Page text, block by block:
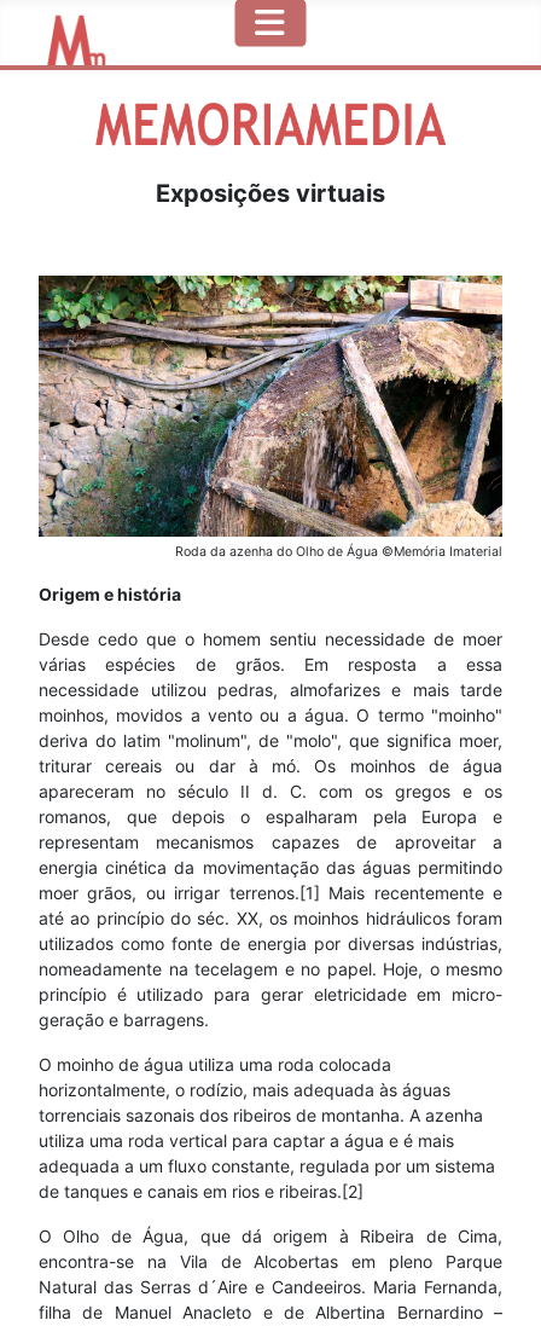
Exposições virtuais
Roda da azenha do Olho de Água ©Memória Imaterial
Origem e história
Desde cedo que o homem sentiu necessidade de moer
várias espécies de grãos. Em resposta a essa
necessidade utilizou pedras, almofarizes e mais tarde
moinhos, movidos a vento ou a água. O termo "moinho"
deriva do latim "molinum", de "molo", que significa moer,
triturar cereais ou dar à mó. Os moinhos de água
apareceram no século II d. C. com os gregos e os
romanos, que depois o espalharam pela Europa e
representam mecanismos capazes de aproveitar a
energia cinética da movimentação das águas permitindo
moer grãos, ou irrigar terrenos.[1] Mais recentemente e
até ao princípio do séc. XX, os moinhos hidráulicos foram
utilizados como fonte de energia por diversas indústrias,
nomeadamente na tecelagem e no papel. Hoje, o mesmo
princípio é utilizado para gerar eletricidade em micro-
geração e barragens.
O moinho de água utiliza uma roda colocada
horizontalmente, o rodízio, mais adequada às águas
torrenciais sazonais dos ribeiros de montanha. A azenha
utiliza uma roda vertical para captar a água e é mais
adequada a um fluxo constante, regulada por um sistema
de tanques e canais em rios e ribeiras.[2]
O Olho de Água, que dá origem à Ribeira de Cima,
encontra-se na Vila de Alcobertas em pleno Parque
Natural das Serras d´Aire e Candeeiros. Maria Fernanda,
filha de Manuel Anacleto e de Albertina Bernardino –